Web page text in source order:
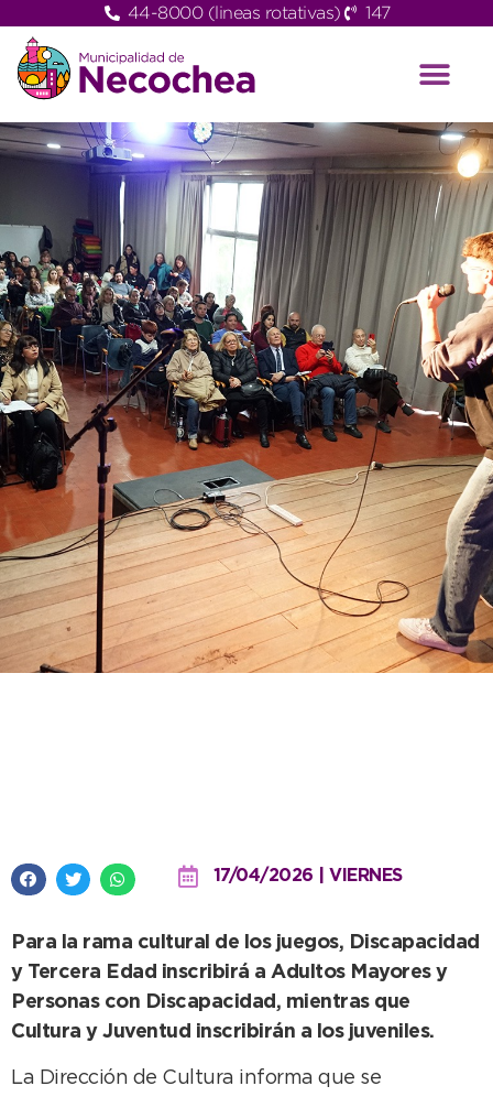
44-8000 (lineas rotativas) 147
17/04/2026 | VIERNES
Para la rama cultural de los juegos, Discapacidad
y Tercera Edad inscribirá a Adultos Mayores y
Personas con Discapacidad, mientras que
Cultura y Juventud inscribirán a los juveniles.
La Dirección de Cultura informa que se